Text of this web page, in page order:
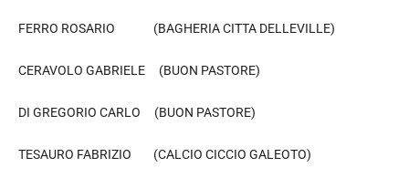
FERRO ROSARIO (BAGHERIA CITTA DELLEVILLE)
CERAVOLO GABRIELE (BUON PASTORE)
DI GREGORIO CARLO (BUON PASTORE)
TESAURO FABRIZIO (CALCIO CICCIO GALEOTO)